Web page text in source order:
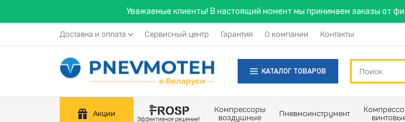
Уважаемые клиенты! В настоящий момент мы принимаем заказы от
Доставка и оплата Сервисный центр Гарантия О компании Контакты
КАТАЛОГ ТОВАРОВ
Акции
Компрессоры
воздушные
Пневмоинструмент